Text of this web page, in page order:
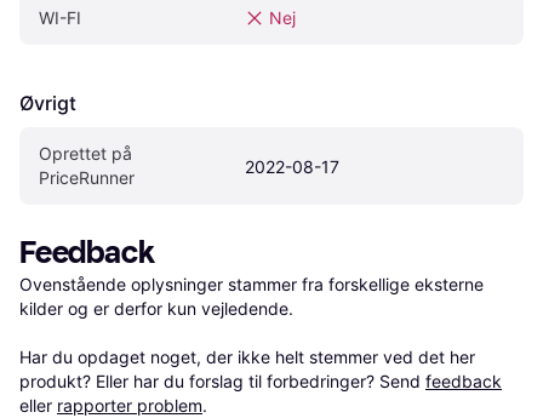
WI-FI Nej
Øvrigt
Oprettet på
PriceRunner
2022-08-17
Feedback
Ovenstående oplysninger stammer fra forskellige eksterne
kilder og er derfor kun vejledende.
Har du opdaget noget, der ikke helt stemmer ved det her
produkt? Eller har du forslag til forbedringer? Send feedback
eller rapporter problem.